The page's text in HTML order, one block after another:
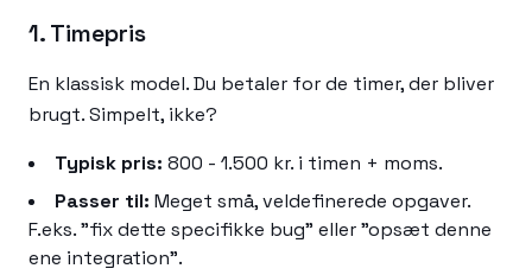
1. Timepris
En klassisk model. Du betaler for de timer, der bliver
brugt. Simpelt, ikke?
Typisk pris: 800 - 1.500 kr. i timen + moms.
Passer til: Meget små, veldefinerede opgaver.
F.eks. "fix dette specifikke bug" eller "opsæt denne
ene integration".